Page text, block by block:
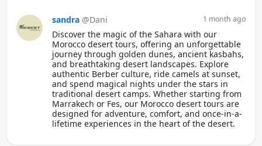
sandra @Dani 1 month ago
Discover the magic of the Sahara with our
Morocco desert tours, offering an unforgettable
journey through golden dunes, ancient kasbahs,
and breathtaking desert landscapes. Explore
authentic Berber culture, ride camels at sunset,
and spend magical nights under the stars in
traditional desert camps. Whether starting from
Marrakech or Fes, our Morocco desert tours are
designed for adventure, comfort, and once-in-a-
lifetime experiences in the heart of the desert.